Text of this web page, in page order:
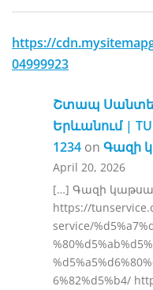
https://
04999923
Շտապ
Երևանում |
1234 on Գազի
April 20, 2026
[…] Գազի
https://
service/
6%82%d5%b4/